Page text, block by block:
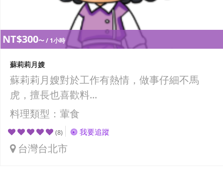
NT$300〜 / 1小時
蘇莉莉月嫂
蘇莉莉月嫂對於工作有熱情，做事仔細不馬
虎，擅長也喜歡料...
料理類型：葷食
(8) 我要追蹤
台灣台北市